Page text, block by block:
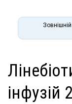
лінебіотик розчин для